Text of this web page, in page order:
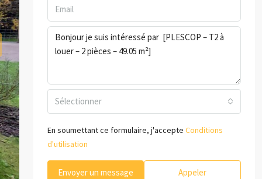
Sélectionner
En soumettant ce formulaire, j'accepte Conditions
d'utilisation
Envoyer un message Appeler